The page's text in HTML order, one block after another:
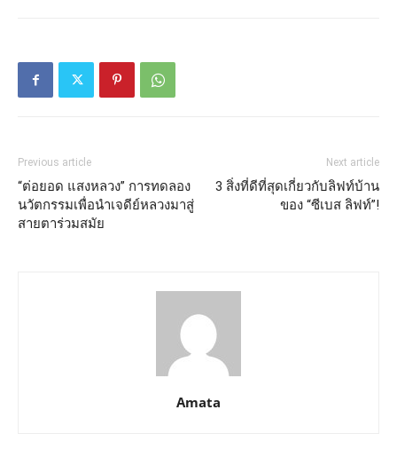
Previous article
“ต่อยอด แสงหลวง” การทดลอง
นวัตกรรมเพื่อนำเจดีย์หลวงมาสู่
สายตาร่วมสมัย
Next article
3 สิ่งที่ดีที่สุดเกี่ยวกับลิฟท์บ้าน
ของ “ซีเบส ลิฟท์”!
Amata